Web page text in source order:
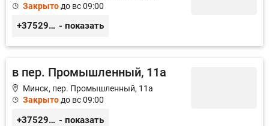
Закрыто до вс 09:00
+375293800202 - показать
в пер. Промышленный, 11а
Минск, пер. Промышленный, 11а
Закрытодо вс 09:00
+375296522250 - показать